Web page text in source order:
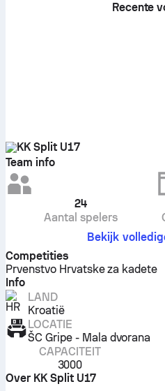
Recente
KK Split U17
Team info
24
Aantal spelers
Bekijk
Competities
Prvenstvo Hrvatske za kadete
Info
LAND
Kroatië
LOCATIE
ŠC Gripe - Mala dvorana
CAPACITEIT
3000
Over KK Split U17